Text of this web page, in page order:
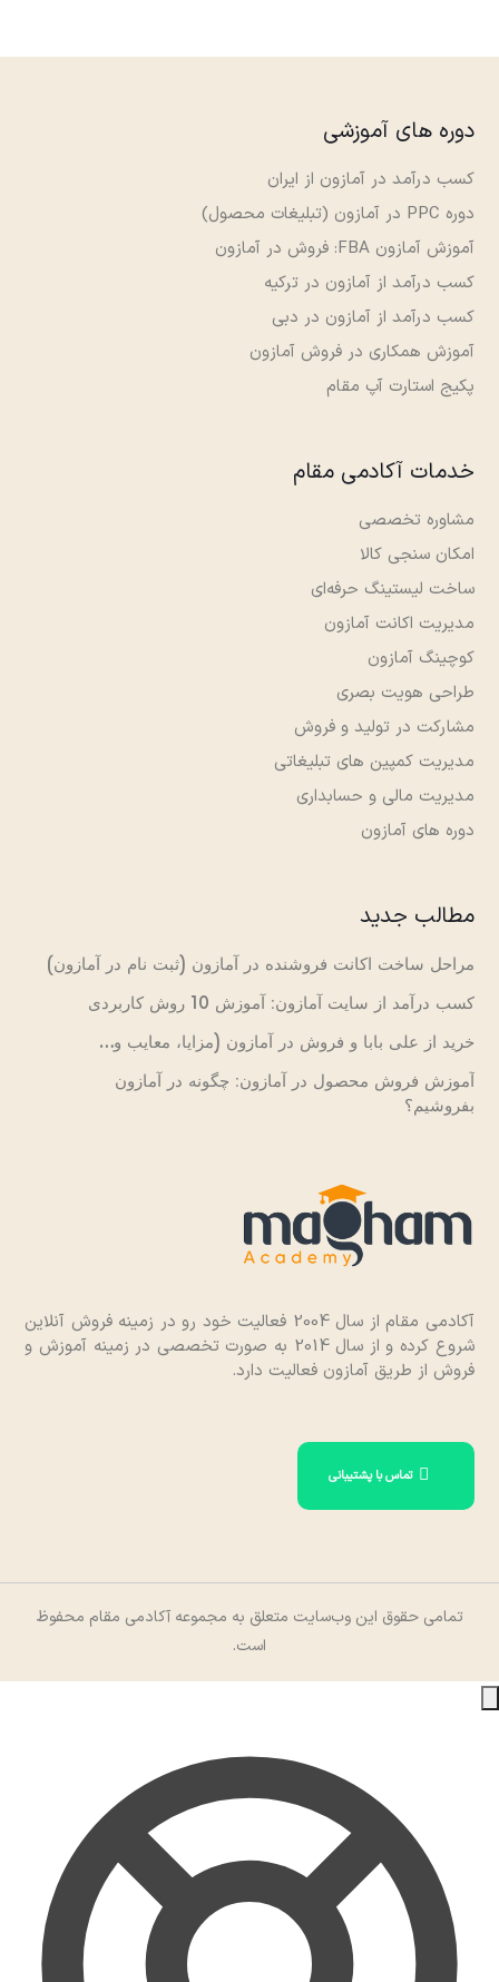
دوره های آموزشی
کسب درآمد در آمازون از ایران
دوره PPC در آمازون (تبلیغات محصول)
آموزش آمازون FBA: فروش در آمازون
کسب درآمد از آمازون در ترکیه
کسب درآمد از آمازون در دبی
آموزش همکاری در فروش آمازون
پکیج استارت آپ مقام
خدمات آکادمی مقام
مشاوره تخصصی
امکان سنجی کالا
ساخت لیستینگ حرفه‌ای
مدیریت اکانت آمازون
کوچینگ آمازون
طراحی هویت بصری
مشارکت در تولید و فروش
مدیریت کمپین های تبلیغاتی
مدیریت مالی و حسابداری
دوره های آمازون
مطالب جدید
مراحل ساخت اکانت فروشنده در آمازون (ثبت نام در آمازون)
کسب درآمد از سایت آمازون: آموزش 10 روش کاربردی
خرید از علی بابا و فروش در آمازون (مزایا، معایب و…
آموزش فروش محصول در آمازون: چگونه در آمازون
بفروشیم؟
آکادمی مقام از سال 2004 فعالیت خود رو در زمینه فروش آنلاین
شروع کرده و از سال 2014 به صورت تخصصی در زمینه آموزش و
فروش از طریق آمازون فعالیت دارد.
تماس با پشتیبانی
تمامی حقوق این وب‌سایت متعلق به مجموعه آکادمی مقام محفوظ
است.